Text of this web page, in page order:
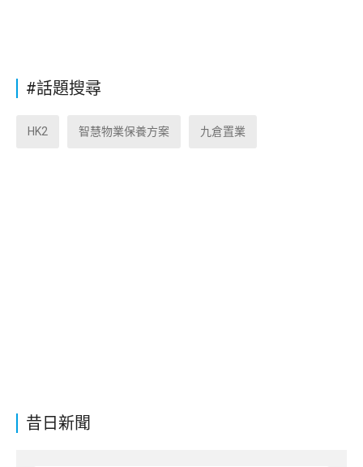
昔日新聞
#話題搜尋
HK2 智慧物業保養方案 九倉置業